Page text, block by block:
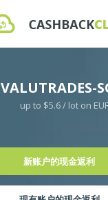
VALUTRADES-
up to $5.6 / lot on
新账户的现金返利